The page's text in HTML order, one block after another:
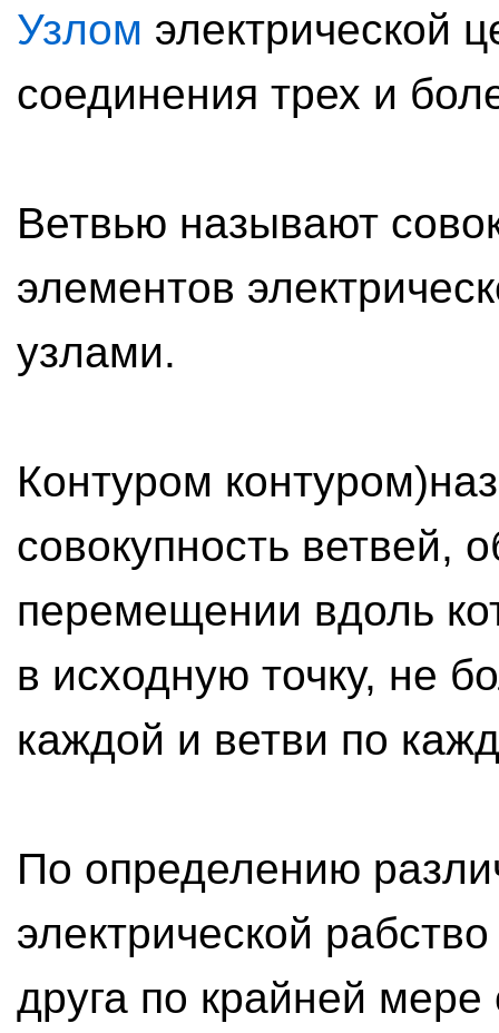
Узлом электрической
соединения трех и
Ветвью называют
элементов
узлами.
Контуром
совокупность ветвей,
перемещении вдоль
в исходную точку, не
каждой и ветви по
По определению
электрической
друга по крайней